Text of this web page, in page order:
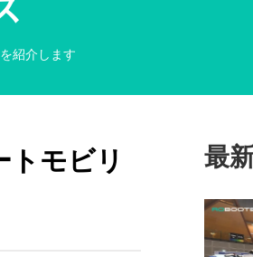
紹介します
トモビリ
最